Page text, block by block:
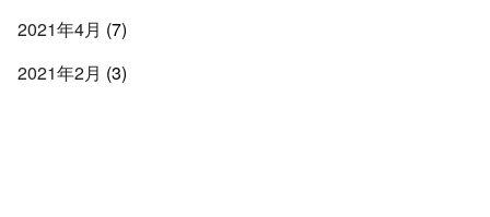
2021年4月 (7)
2021年2月 (3)